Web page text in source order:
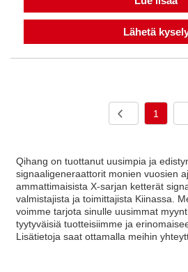
Lähetä
1
Qihang on tuottanut uusimpia ja
signaaligeneraattorit monien vuosien
ammattimaisista X-sarjan ketterät
valmistajista ja toimittajista Kiinassa.
voimme tarjota sinulle uusimmat
tyytyväisiä tuotteisiimme ja
Lisätietoja saat ottamalla meihin